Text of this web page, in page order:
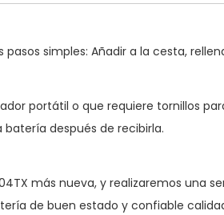
simples: Añadir a la cesta,
portátil o que requiere tornillos
después de recibirla.
más nueva, y realizaremos una
de buen estado y confiable